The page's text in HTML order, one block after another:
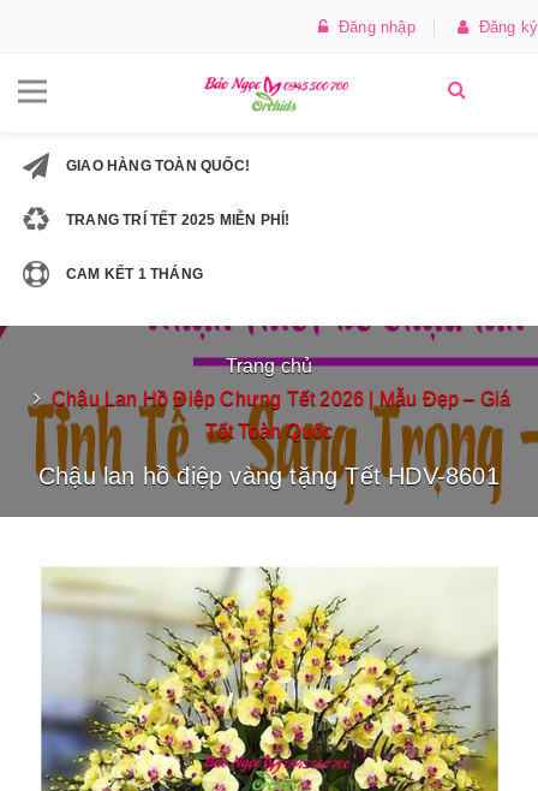
Đăng nhập Đăng ký
GIAO HÀNG TOÀN QUỐC!
TRANG TRÍ TẾT 2025 MIỄN PHÍ!
CAM KẾT 1 THÁNG
Trang chủ
Chậu Lan Hồ Điệp Chưng Tết 2026 | Mẫu Đẹp – Giá
Tốt Toàn Quốc
Chậu lan hồ điệp vàng tặng Tết HDV-8601